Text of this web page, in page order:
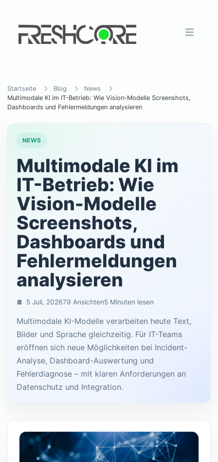
Startseite Blog
News
Multimodale KI im IT-Betrieb: Wie Vision-Modelle Screenshots,
Dashboards und Fehlermeldungen analysieren
NEWS
Multimodale KI im
IT-Betrieb: Wie
Vision-Modelle
Screenshots,
Dashboards und
Fehlermeldungen
analysieren
5 Juli, 202679 Ansichten5 Minuten lesen
Multimodale KI-Modelle verarbeiten heute Text,
Bilder und Sprache gleichzeitig. Für IT-Teams
eröffnen sich neue Möglichkeiten bei Incident-
Analyse, Dashboard-Auswertung und
Fehlerdiagnose – mit klaren Anforderungen an
Datenschutz und Integration.